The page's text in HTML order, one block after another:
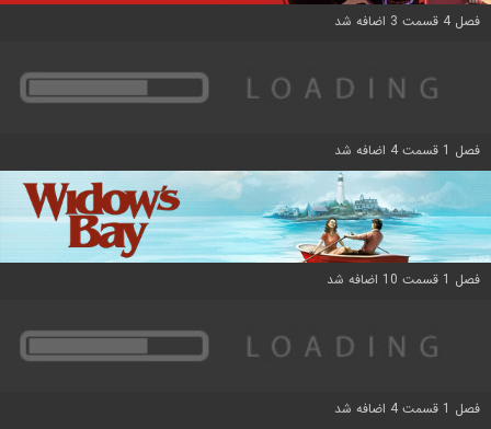
فصل 4 قسمت 3 اضافه شد
فصل 1 قسمت 4 اضافه شد
فصل 1 قسمت 10 اضافه شد
فصل 1 قسمت 4 اضافه شد